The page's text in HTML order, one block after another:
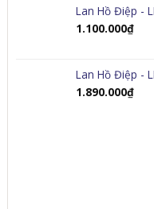
Lan Hồ Điệp -
1.100.000₫
Lan Hồ Điệp -
1.890.000₫